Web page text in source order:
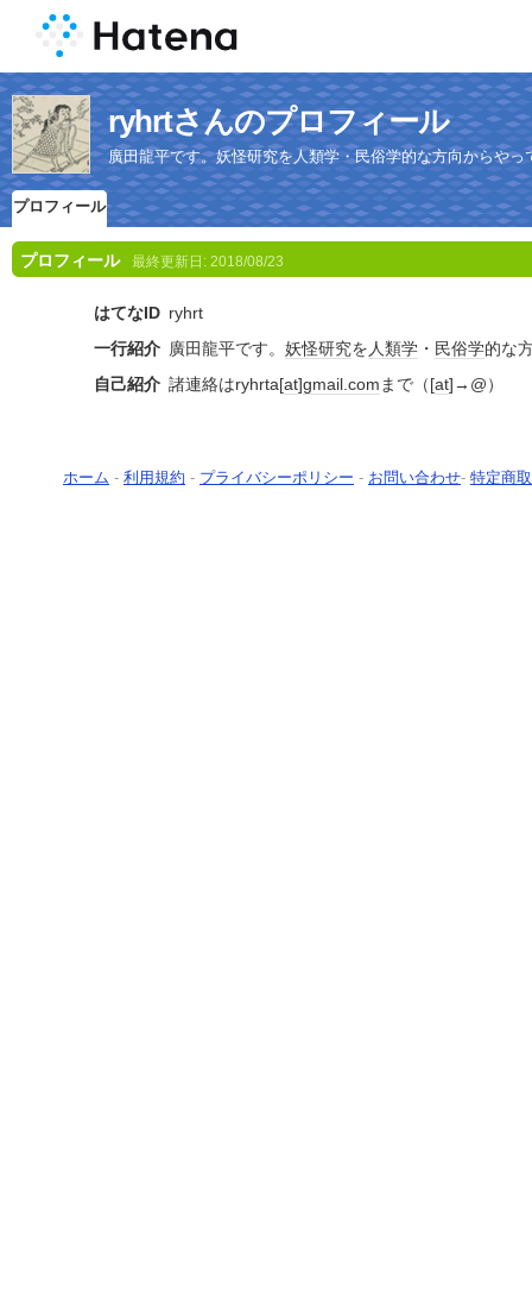
ryhrtさんのプロフィール
廣田龍平です。妖怪研究を人類学・民俗学的な方向からやっ
プロフィール
プロフィール 最終更新日: 2018/08/23
はてなID ryhrt
一行紹介 廣田龍平です。 妖怪研究を人類学 ・ 民俗学的な
自己紹介 諸連絡はryhrta[at]gmail.comまで（[at]→@）
ホーム - 利用規約 - プライバシーポリシー - お問い合わせ- 特定商